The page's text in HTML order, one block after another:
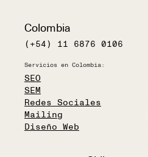
Colombia
(+54) 11 6876 0106
Servicios en Colombia:
SEO
SEM
Redes Sociales
Mailing
Diseño Web